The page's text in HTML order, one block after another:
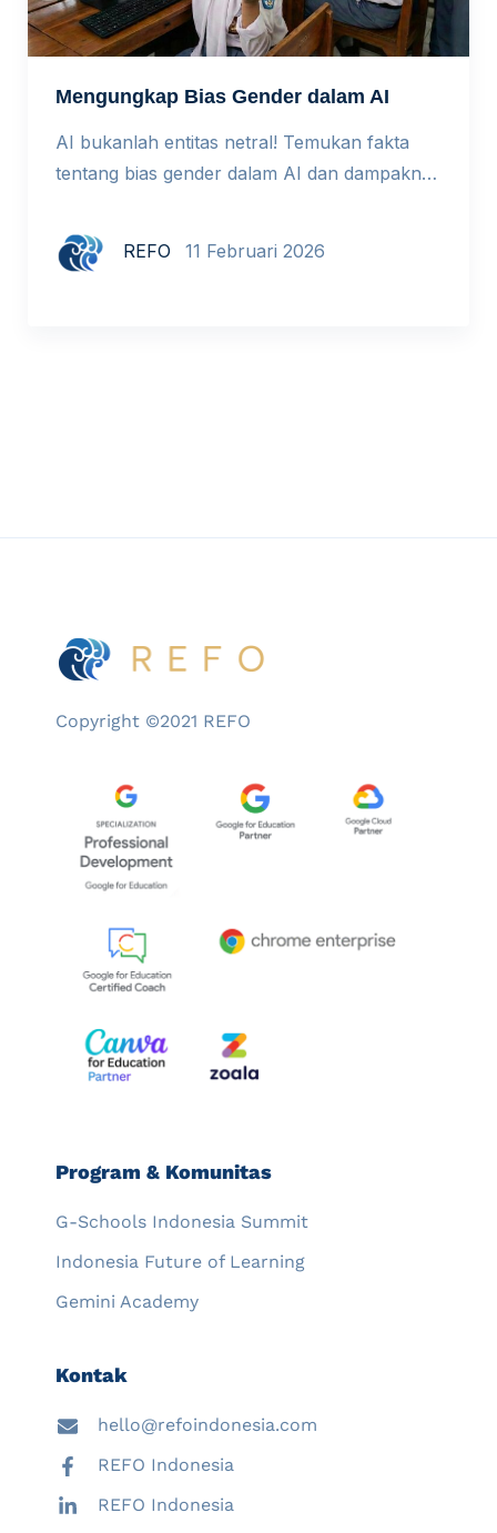
Mengungkap Bias Gender dalam AI
AI bukanlah entitas netral! Temukan fakta
tentang bias gender dalam AI dan dampaknya
Februari dunia memperingati International
Day of Women and Girls in Science. Tema
REFO 11 Februari 2026
Copyright ©2021 REFO
Program & Komunitas
G-Schools Indonesia Summit
Indonesia Future of Learning
Gemini Academy
Kontak
hello@refoindonesia.com
REFO Indonesia
REFO Indonesia